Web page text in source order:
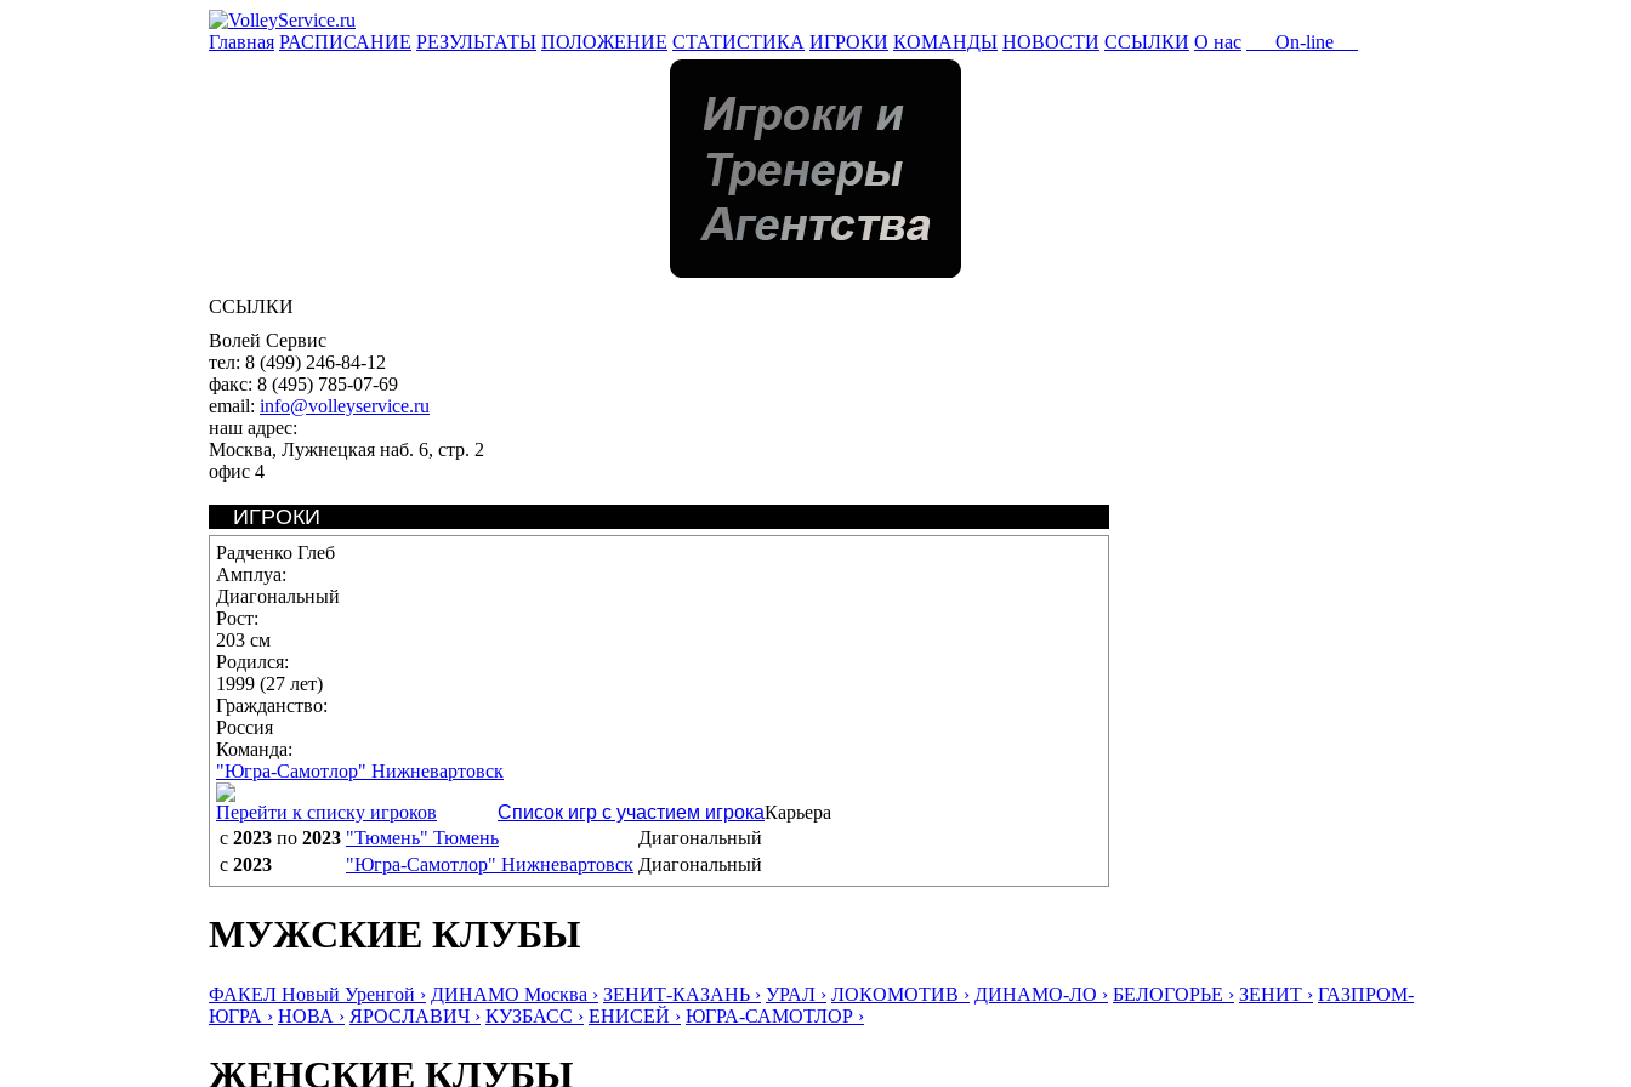
Главная РАСПИСАНИЕ РЕЗУЛЬТАТЫ ПОЛОЖЕНИЕ СТАТИСТИКА ИГРОКИ КОМАНДЫ НОВОСТИ ССЫЛКИ О нас On-line
ССЫЛКИ
Волей Сервис
тел: 8 (499) 246-84-12
факс: 8 (495) 785-07-69
email: info@volleyservice.ru
наш адрес:
Москва, Лужнецкая наб. 6, стр. 2
офис 4
ИГРОКИ
Радченко Глеб
Амплуа:
Диагональный
Рост:
203 см
Родился:
1999 (27 лет)
Гражданство:
Россия
Команда:
"Югра-Самотлор" Нижневартовск
Перейти к списку игроков
Список игр с участием игрокаКарьера
с 2023 по 2023 "Тюмень" Тюмень
Диагональный
с 2023 "Югра-Самотлор" Нижневартовск Диагональный
МУЖСКИЕ КЛУБЫ
ФАКЕЛ Новый Уренгой › ДИНАМО Москва › ЗЕНИТ-КАЗАНЬ › УРАЛ › ЛОКОМОТИВ › ДИНАМО-ЛО › БЕЛОГОРЬЕ › ЗЕНИТ › ГАЗПРОМ-
ЮГРА › НОВА › ЯРОСЛАВИЧ › КУЗБАСС › ЕНИСЕЙ › ЮГРА-САМОТЛОР ›
ЖЕНСКИЕ КЛУБЫ